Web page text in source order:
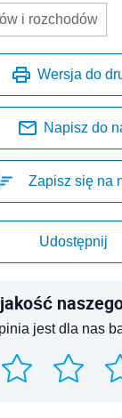
i rozchodów
Wersja do
Napisz do
Zapisz się na
Udostępnij
jest dla nas